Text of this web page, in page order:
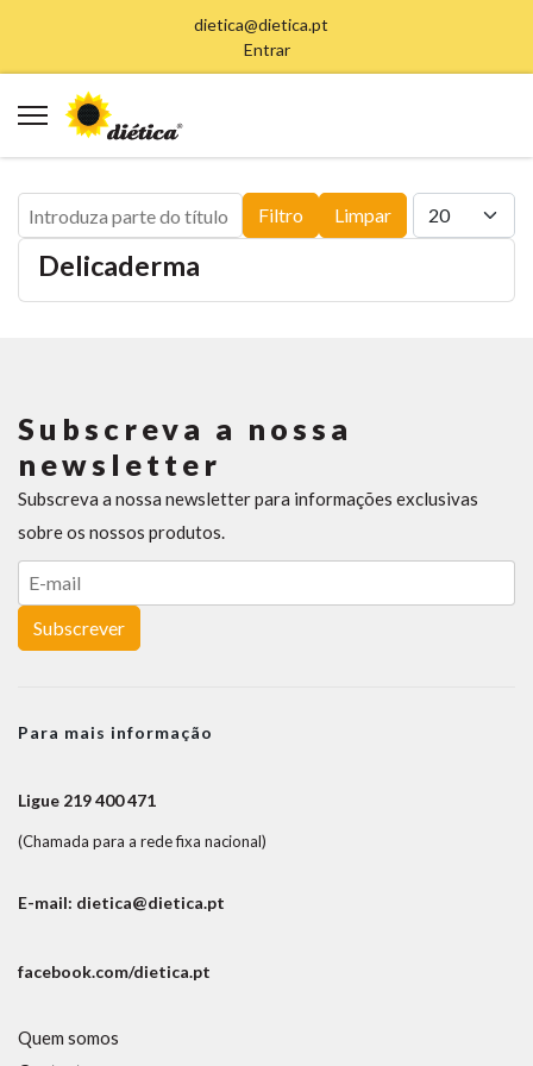
dietica@dietica.pt
Entrar
Introduza parte do título Filtro Limpar Qtd. a exibir
Delicaderma
Subscreva a nossa
newsletter
Subscreva a nossa newsletter para informações exclusivas
sobre os nossos produtos.
Subscrever
Para mais informação
Ligue 219 400 471
(Chamada para a rede fixa nacional)
E-mail: dietica@dietica.pt
facebook.com/dietica.pt
Quem somos